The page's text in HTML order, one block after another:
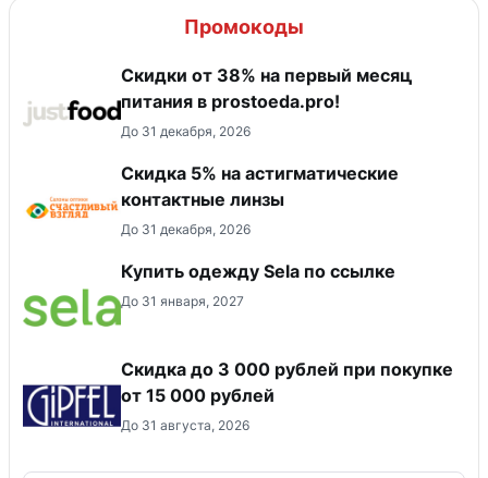
Промокоды
​Скидки от 38% на первый месяц
питания в prostoeda.pro!
До 31 декабря, 2026
Скидка 5% на астигматические
контактные линзы
До 31 декабря, 2026
Купить одежду Sela по ссылке
До 31 января, 2027
Скидка до 3 000 рублей при покупке
от 15 000 рублей
До 31 августа, 2026